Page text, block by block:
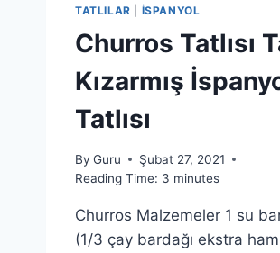
TATLILAR İSPANYOL
Churros Tatlısı
Kızarmış
Tatlısı
By Guru
Şubat 27, 2021
Reading Time: 3 minutes
Churros Malzemeler 1 su
(1/3 çay bardağı ekstra